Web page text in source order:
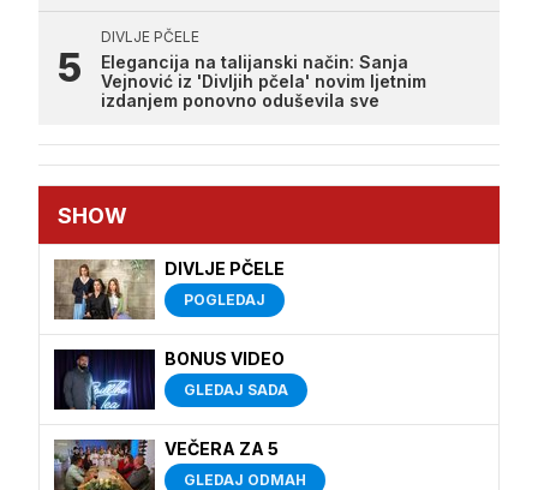
DIVLJE PČELE
Elegancija na talijanski način: Sanja
Vejnović iz 'Divljih pčela' novim ljetnim
izdanjem ponovno oduševila sve
SHOW
DIVLJE PČELE
POGLEDAJ
BONUS VIDEO
GLEDAJ SADA
VEČERA ZA 5
GLEDAJ ODMAH